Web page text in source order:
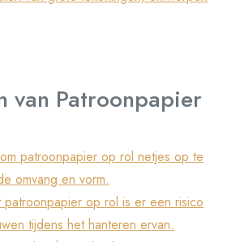
van Patroonpapier
patroonpapier op rol netjes op te
omvang en vorm.
patroonpapier op rol is er een risico
tijdens het hanteren ervan.